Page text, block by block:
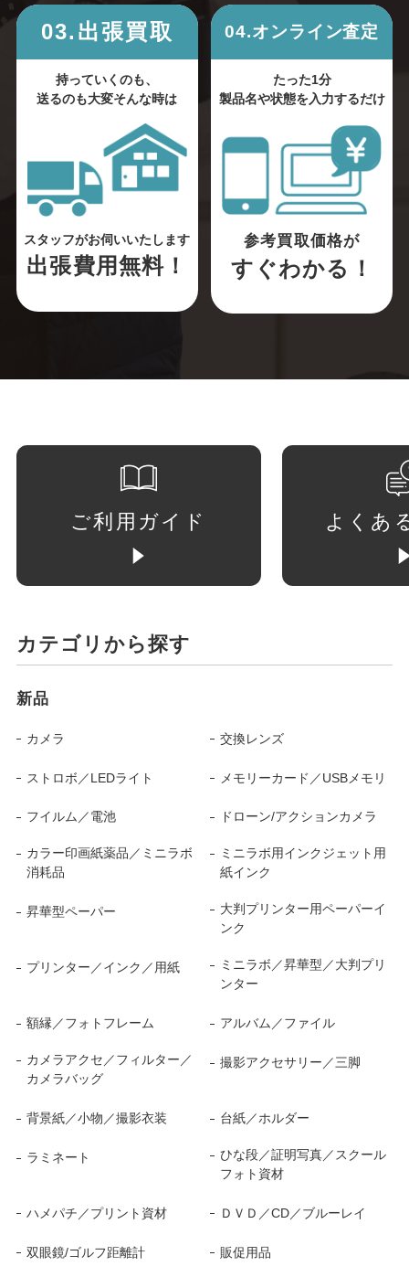
03.出張買取
持っていくのも、
送るのも大変そんな時は
スタッフがお伺いいたします
出張費用無料！
04.オンライン査定
たった1分
製品名や状態を入力するだけ
参考買取価格が
すぐわかる！
ご利用ガイド よくあ
カテゴリから探す
新品
カメラ 交換レンズ
ストロボ／LEDライト メモリーカード／USBメモリ
フイルム／電池 ドローン/アクションカメラ
カラー印画紙薬品／ミニラボ
消耗品
ミニラボ用インクジェット用
紙インク
昇華型ペーパー
大判プリンター用ペーパーイ
ンク
プリンター／インク／用紙
ミニラボ／昇華型／大判プリ
ンター
額縁／フォトフレーム アルバム／ファイル
カメラアクセ／フィルター／
カメラバッグ
撮影アクセサリー／三脚
背景紙／小物／撮影衣装 台紙／ホルダー
ラミネート
ひな段／証明写真／スクール
フォト資材
ハメパチ／プリント資材 ＤＶＤ／CD／ブルーレイ
双眼鏡/ゴルフ距離計 販促用品